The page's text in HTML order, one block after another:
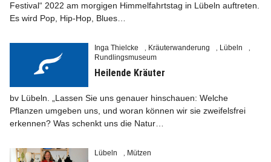
Festival“ 2022 am morgigen Himmelfahrtstag in Lübeln auftreten.
Es wird Pop, Hip-Hop, Blues…
Inga Thielcke Kräuterwanderung Lübeln
Rundlingsmuseum
Heilende Kräuter
bv Lübeln. „Lassen Sie uns genauer hinschauen: Welche
Pflanzen umgeben uns, und woran können wir sie zweifelsfrei
erkennen? Was schenkt uns die Natur…
Lübeln , Mützen